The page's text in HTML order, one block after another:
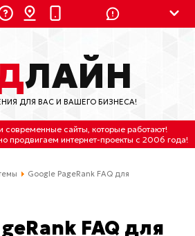
550-9899 (с 2:30 до 11:30 по
по России
658-653
637-673
вход \ Левый торец здания
ЛАЙН
ДЛЯ ВАС И ВАШЕГО БИЗНЕСА!
современные сайты, которые работают!
продвигаем интернет-проекты с 2006 года!
Google PageRank FAQ для